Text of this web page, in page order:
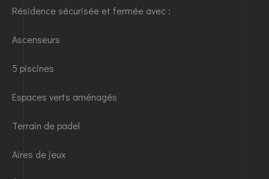
Résidence sécurisée et fermée avec :
Ascenseurs
5 piscines
Espaces verts aménagés
Terrain de padel
Aires de jeux